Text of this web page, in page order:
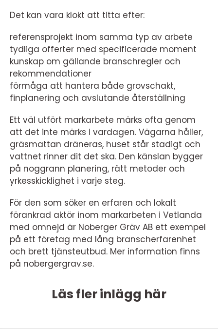
Det kan vara klokt att titta efter:
referensprojekt inom samma typ av arbete
tydliga offerter med specificerade moment
kunskap om gällande branschregler och
rekommendationer
förmåga att hantera både grovschakt,
finplanering och avslutande återställning
Ett väl utfört markarbete märks ofta genom
att det inte märks i vardagen. Vägarna håller,
gräsmattan dräneras, huset står stadigt och
vattnet rinner dit det ska. Den känslan bygger
på noggrann planering, rätt metoder och
yrkesskicklighet i varje steg.
För den som söker en erfaren och lokalt
förankrad aktör inom markarbeten i Vetlanda
med omnejd är Noberger Gräv AB ett exempel
på ett företag med lång branscherfarenhet
och brett tjänsteutbud. Mer information finns
på nobergergrav.se.
Läs fler inlägg här